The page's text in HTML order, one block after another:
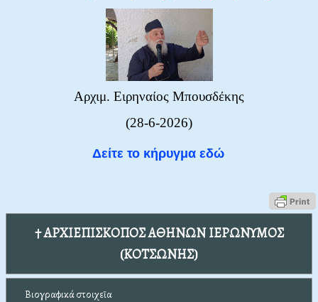
Αρχιμ. Ειρηναίος Μπουσδέκης
(28-6-2026)
Δείτε το κήρυγμα εδώ
† ΑΡΧΙΕΠΙΣΚΟΠΟΣ ΑΘΗΝΩΝ ΙΕΡΩΝΥΜΟΣ
(ΚΟΤΣΩΝΗΣ)
Βιογραφικά στοιχεῖα